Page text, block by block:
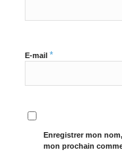
E-mail *
Enregistrer mon
mon prochain